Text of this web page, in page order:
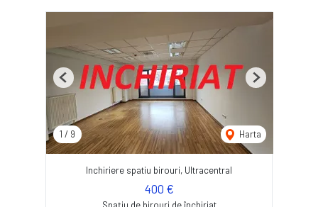
1 / 9 Harta
Previous Next
Inchiriere spatiu birouri, Ultracentral
400 €